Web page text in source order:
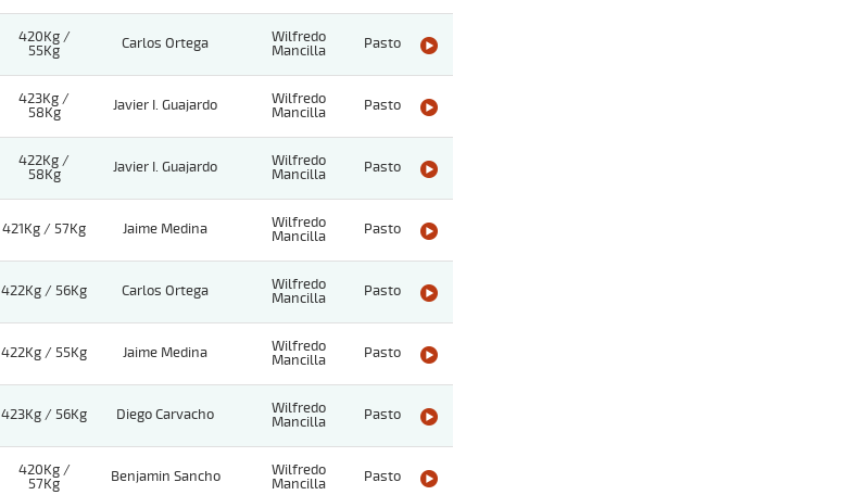
420Kg /
55Kg
Carlos Ortega
Wilfredo
Mancilla
Pasto
423Kg /
58Kg
Javier I. Guajardo
Wilfredo
Mancilla
Pasto
422Kg /
58Kg
Javier I. Guajardo
Wilfredo
Mancilla
Pasto
421Kg / 57Kg Jaime Medina
Wilfredo
Mancilla
Pasto
422Kg / 56Kg Carlos Ortega
Wilfredo
Mancilla
Pasto
422Kg / 55Kg Jaime Medina
Wilfredo
Mancilla
Pasto
423Kg / 56Kg Diego Carvacho
Wilfredo
Mancilla
Pasto
420Kg /
57Kg
Benjamin Sancho
Wilfredo
Mancilla
Pasto